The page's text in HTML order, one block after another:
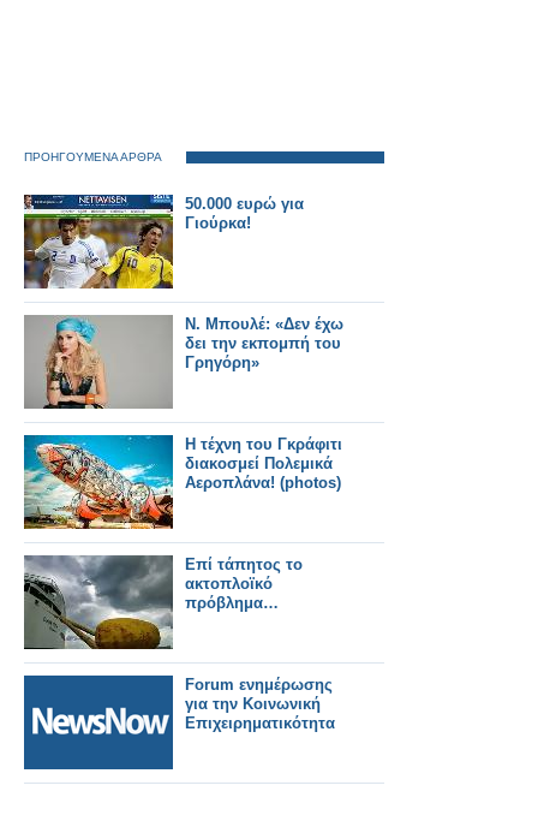
ΠΡΟΗΓΟΥΜΕΝΑ ΑΡΘΡΑ
50.000 ευρώ για
Γιούρκα!
Ν. Μπουλέ: «Δεν έχω
δει την εκπομπή του
Γρηγόρη»
H τέχνη του Γκράφιτι
διακοσμεί Πολεμικά
Αεροπλάνα! (photos)
Επί τάπητος το
ακτοπλοϊκό
πρόβλημα…
Forum ενημέρωσης
για την Κοινωνική
Επιχειρηματικότητα